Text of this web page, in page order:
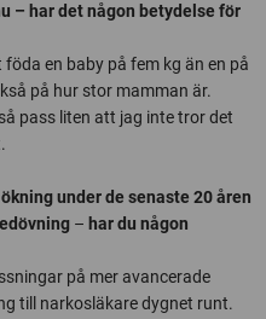
– har det någon betydelse för
en baby på fem kg än en på
på hur stor mamman är.
pass liten att jag inte tror det
under de senaste 20 åren
– har du någon
på mer avancerade
till narkosläkare dygnet runt.